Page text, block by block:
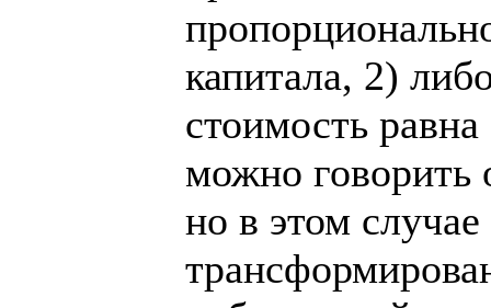
капитала, 2)
стоимость
можно говорить
но в этом